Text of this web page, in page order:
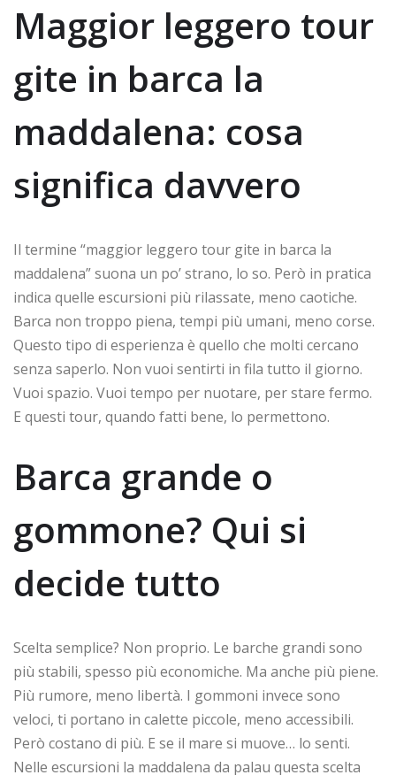
Maggior leggero tour
gite in barca la
maddalena: cosa
significa davvero
Il termine “maggior leggero tour gite in barca la
maddalena” suona un po’ strano, lo so. Però in pratica
indica quelle escursioni più rilassate, meno caotiche.
Barca non troppo piena, tempi più umani, meno corse.
Questo tipo di esperienza è quello che molti cercano
senza saperlo. Non vuoi sentirti in fila tutto il giorno.
Vuoi spazio. Vuoi tempo per nuotare, per stare fermo.
E questi tour, quando fatti bene, lo permettono.
Barca grande o
gommone? Qui si
decide tutto
Scelta semplice? Non proprio. Le barche grandi sono
più stabili, spesso più economiche. Ma anche più piene.
Più rumore, meno libertà. I gommoni invece sono
veloci, ti portano in calette piccole, meno accessibili.
Però costano di più. E se il mare si muove… lo senti.
Nelle escursioni la maddalena da palau questa scelta